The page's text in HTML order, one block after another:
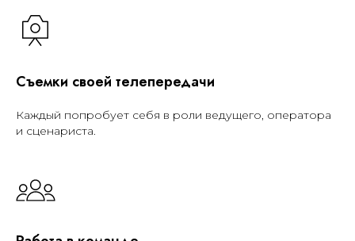
Съемки своей телепередачи
Каждый попробует себя в роли ведущего, оператора
и сценариста.